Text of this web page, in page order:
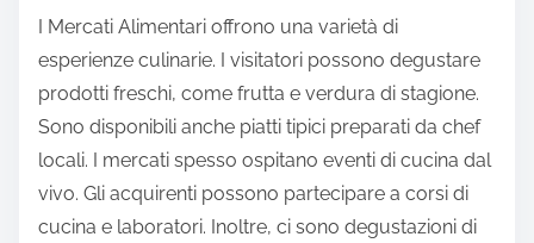
I Mercati Alimentari offrono una varietà di
esperienze culinarie. I visitatori possono degustare
prodotti freschi, come frutta e verdura di stagione.
Sono disponibili anche piatti tipici preparati da chef
locali. I mercati spesso ospitano eventi di cucina dal
vivo. Gli acquirenti possono partecipare a corsi di
cucina e laboratori. Inoltre, ci sono degustazioni di